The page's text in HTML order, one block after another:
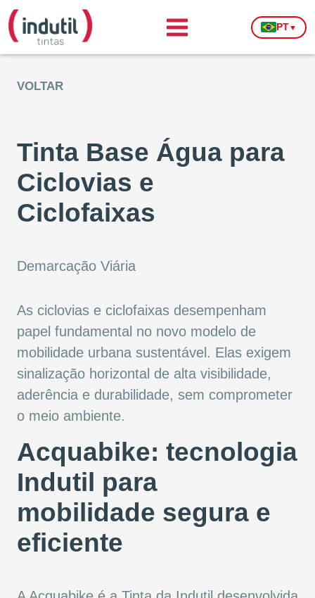
PT▼
VOLTAR
Tinta Base Água para
Ciclovias e
Ciclofaixas
Demarcação Viária
As ciclovias e ciclofaixas desempenham
papel fundamental no novo modelo de
mobilidade urbana sustentável. Elas exigem
sinalização horizontal de alta visibilidade,
aderência e durabilidade, sem comprometer
o meio ambiente.
Acquabike: tecnologia
Indutil para
mobilidade segura e
eficiente